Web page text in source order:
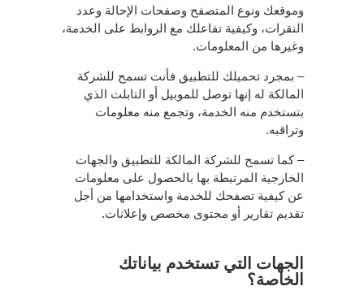
وموقعك ونوع المتصفح وصفحات الإحالة وعدد
النقرات، وكيفية تفاعلك مع الروابط على الخدمة،
وغيرها من المعلومات.
– بمجرد تحميلك للتطبيق فأنت تسمح للشركة
المالكة له إنها توصل للموبيل أو التابلت الذي
بتستخدم منه الخدمة، وتجمع منه معلومات
وتراقبه.
– كما تسمح للشركة المالكة للتطبيق والجهات
الخارجية المرتبطة بها بالحصول على معلومات
عن كيفية تصفحك للخدمة واستخدامها من أجل
تقديم تقارير أو محتوى مخصص وإعلانات.
الجهات التي تستخدم بياناتك
الخاصة؟